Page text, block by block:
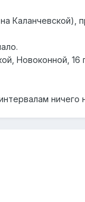
Каланчевской),
Новоконной,
ничего